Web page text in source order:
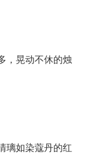
晃动不休的烛
如染蔻丹的红